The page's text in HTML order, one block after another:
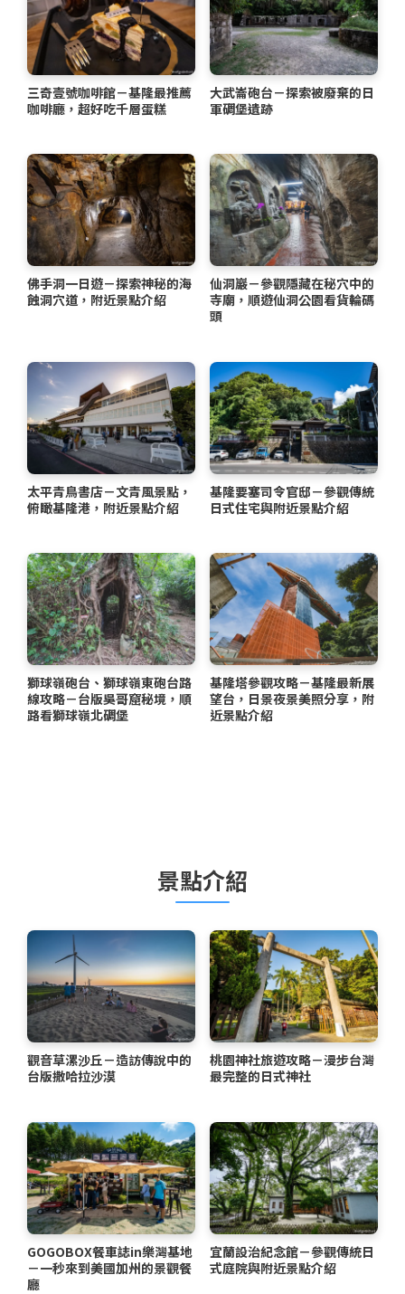
三奇壹號咖啡館－基隆最推薦
咖啡廳，超好吃千層蛋糕
大武崙砲台－探索被廢棄的日
軍碉堡遺跡
佛手洞一日遊－探索神秘的海
蝕洞穴道，附近景點介紹
仙洞巖－參觀隱藏在秘穴中的
寺廟，順遊仙洞公園看貨輪碼
頭
太平青鳥書店－文青風景點，
俯瞰基隆港，附近景點介紹
基隆要塞司令官邸－參觀傳統
日式住宅與附近景點介紹
獅球嶺砲台、獅球嶺東砲台路
線攻略－台版吳哥窟秘境，順
路看獅球嶺北碉堡
基隆塔參觀攻略－基隆最新展
望台，日景夜景美照分享，附
近景點介紹
景點介紹
觀音草漯沙丘－造訪傳說中的
台版撒哈拉沙漠
桃園神社旅遊攻略－漫步台灣
最完整的日式神社
GOGOBOX餐車誌in樂灣基地
－一秒來到美國加州的景觀餐
廳
宜蘭設治紀念館－參觀傳統日
式庭院與附近景點介紹